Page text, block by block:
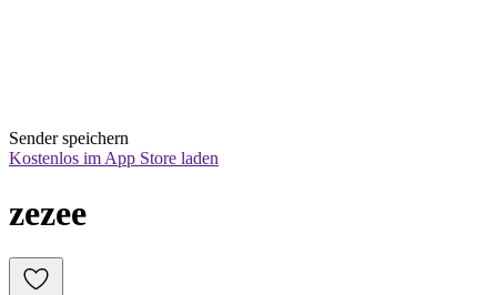
Sender speichern
Kostenlos im App Store laden
zezee